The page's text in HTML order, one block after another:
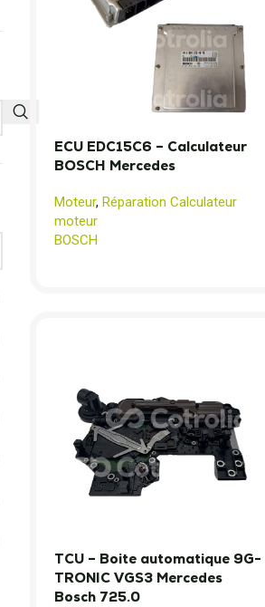
ECU EDC15C6 – Calculateur
BOSCH Mercedes
Moteur, Réparation Calculateur
moteur
BOSCH
TCU – Boite automatique 9G-
TRONIC VGS3 Mercedes
Bosch 725.0